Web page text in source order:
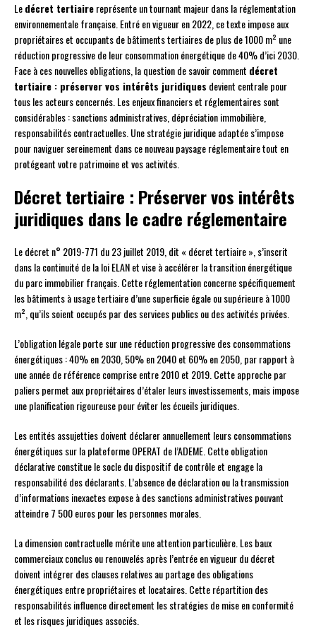
Ledécret tertiairereprésente un tournant majeur dans la réglementation
environnementale française. Entré en vigueur en 2022, ce texte impose aux
propriétaires et occupants de bâtiments tertiaires de plus de 1000 m² une
réduction progressive de leur consommation énergétique de 40% d’ici 2030.
Face à ces nouvelles obligations, la question de savoir comment décret
tertiaire : préserver vos intérêts juridiques devient centrale pour
tous les acteurs concernés. Les enjeux financiers et réglementaires sont
considérables : sanctions administratives, dépréciation immobilière,
responsabilités contractuelles. Une stratégie juridique adaptée s’impose
pour naviguer sereinement dans ce nouveau paysage réglementaire tout en
protégeant votre patrimoine et vos activités.
Décret tertiaire : Préserver vos intérêts
juridiques dans le cadre réglementaire
Le décret n° 2019-771 du 23 juillet 2019, dit « décret tertiaire », s’inscrit
dans la continuité de la loi ELAN et vise à accélérer la transition énergétique
du parc immobilier français. Cette réglementation concerne spécifiquement
les bâtiments à usage tertiaire d’une superficie égale ou supérieure à 1000
m², qu’ils soient occupés par des services publics ou des activités privées.
L’obligation légale porte sur une réduction progressive des consommations
énergétiques : 40% en 2030, 50% en 2040 et 60% en 2050, par rapport à
une année de référence comprise entre 2010 et 2019. Cette approche par
paliers permet aux propriétaires d’étaler leurs investissements, mais impose
une planification rigoureuse pour éviter les écueils juridiques.
Les entités assujetties doivent déclarer annuellement leurs consommations
énergétiques sur la plateforme OPERAT de l’ADEME. Cette obligation
déclarative constitue le socle du dispositif de contrôle et engage la
responsabilité des déclarants. L’absence de déclaration ou la transmission
d’informations inexactes expose à des sanctions administratives pouvant
atteindre 7 500 euros pour les personnes morales.
La dimension contractuelle mérite une attention particulière. Les baux
commerciaux conclus ou renouvelés après l’entrée en vigueur du décret
doivent intégrer des clauses relatives au partage des obligations
énergétiques entre propriétaires et locataires. Cette répartition des
responsabilités influence directement les stratégies de mise en conformité
et les risques juridiques associés.